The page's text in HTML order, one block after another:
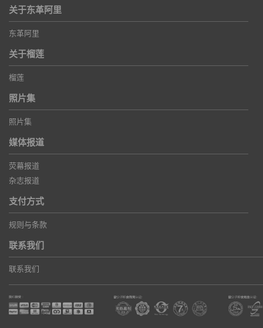
关于东革阿里
东革阿里
关于榴莲
榴莲
照片集
照片集
媒体报道
荧幕报道
杂志报道
支付方式
规则与条款
联系我们
联系我们